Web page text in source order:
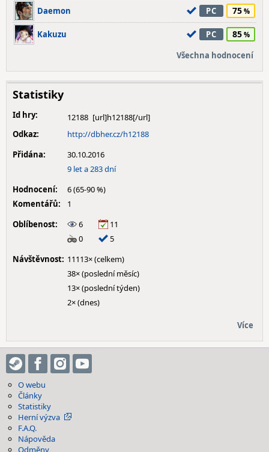
Daemon PC 75
Kakuzu PC 85
Všechna hodnocení
Statistiky
Id hry:
12188
Odkaz:
http://dbher.cz/h12188
Přidána:
30.10.2016
9 let a 283 dní
Hodnocení:
6 (65-90 %)
Komentářů:
1
Oblíbenost:
6
11
0
5
Návštěvnost: 11113× (celkem)
38× (poslední měsíc)
13× (poslední týden)
2× (dnes)
Více
O webu
Články
Statistiky
Herní výzva
F.A.Q.
Nápověda
Odměny